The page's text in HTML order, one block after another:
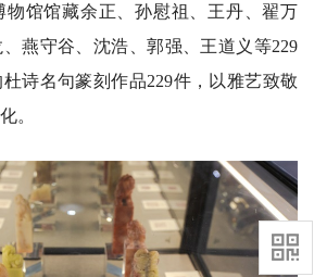
物馆馆藏余正、孙慰祖、王丹、翟万
燕守谷、沈浩、郭强、王道义等229
诗名句篆刻作品229件，以雅艺致敬
。